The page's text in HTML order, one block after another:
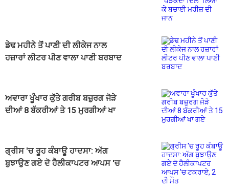
ਡੇਢ ਮਹੀਨੇ ਤੋਂ ਪਾਣੀ ਦੀ ਲੀਕੇਜ ਨਾਲ
ਹਜ਼ਾਰਾਂ ਲੀਟਰ ਪੀਣ ਵਾਲਾ ਪਾਣੀ ਬਰਬਾਦ
ਅਵਾਰਾ ਖੂੰਖਾਰ ਕੁੱਤੇ ਗਰੀਬ ਬਜ਼ੁਰਗ ਜੋੜੇ
ਦੀਆਂ 8 ਬੱਕਰੀਆਂ ਤੇ 15 ਮੁਰਗੀਆਂ ਖਾ
ਗ੍ਰੀਸ 'ਚ ਰੂਹ ਕੰਬਾਊ ਹਾਦਸਾ: ਅੱਗ
ਬੁਝਾਉਣ ਗਏ ਦੋ ਹੈਲੀਕਾਪਟਰ ਆਪਸ 'ਚ